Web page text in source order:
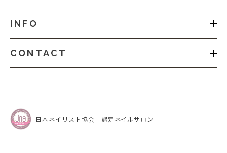
INFO
CONTACT
日本ネイリスト協会 認定ネイルサロン